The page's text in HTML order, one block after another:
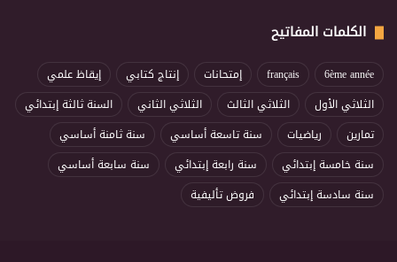
الكلمات المفاتيح
6ème année
français إمتحانات إنتاج كتابي
إيقاظ علمي
الثلاثي الأول
الثلاثي الثالث الثلاثي الثاني
السنة ثالثة إبتدائي
تمارين
رياضيات سنة تاسعة أساسي
سنة ثامنة أساسي
سنة خامسة إبتدائي
سنة رابعة إبتدائي
سنة سابعة أساسي
سنة سادسة إبتدائي
فروض تأليفية